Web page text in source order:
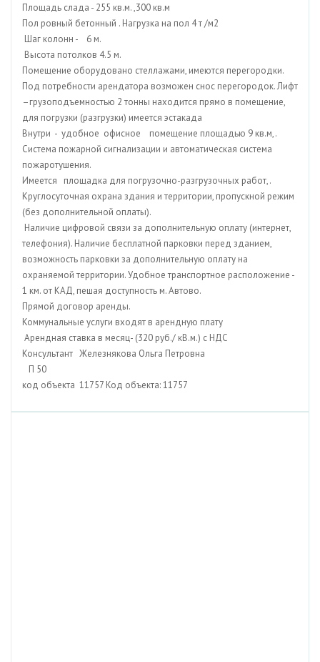
Площадь слада - 255 кв.м. ,300 кв.м
Пол ровный бетонный . Нагрузка на пол 4 т /м2
Шаг колонн - 6 м.
Высота потолков 4.5 м.
Помещение оборудовано стеллажами, имеются перегородки.
Под потребности арендатора возможен снос перегородок. Лифт
–грузоподъемностью 2 тонны находится прямо в помещение,
для погрузки (разгрузки) имеется эстакада
Внутри - удобное офисное помещение площадью 9 кв.м,.
Система пожарной сигнализации и автоматическая система
пожаротушения.
Имеется площадка для погрузочно-разгрузочных работ,.
Круглосуточная охрана здания и территории, пропускной режим
(без дополнительной оплаты).
Наличие цифровой связи за дополнительную оплату (интернет,
телефония). Наличие бесплатной парковки перед зданием,
возможность парковки за дополнительную оплату на
охраняемой территории. Удобное транспортное расположение -
1 км. от КАД, пешая доступность м. Автово.
Прямой договор аренды.
Коммунальные услуги входят в арендную плату
Арендная ставка в месяц- (320 руб./ кВ.м.) с НДС
Консультант Железнякова Ольга Петровна
П 50
код объекта 11757 Код объекта: 11757